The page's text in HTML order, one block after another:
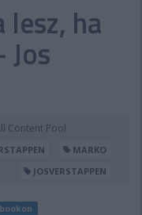
lesz, ha
Jos
Content Pool
MARKO
JOSVERSTAPPEN